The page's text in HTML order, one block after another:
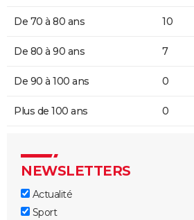
De 70 à 80 ans 10
De 80 à 90 ans 7
De 90 à 100 ans 0
Plus de 100 ans 0
NEWSLETTERS
Actualité
Sport